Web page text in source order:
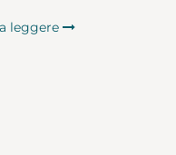
leggere